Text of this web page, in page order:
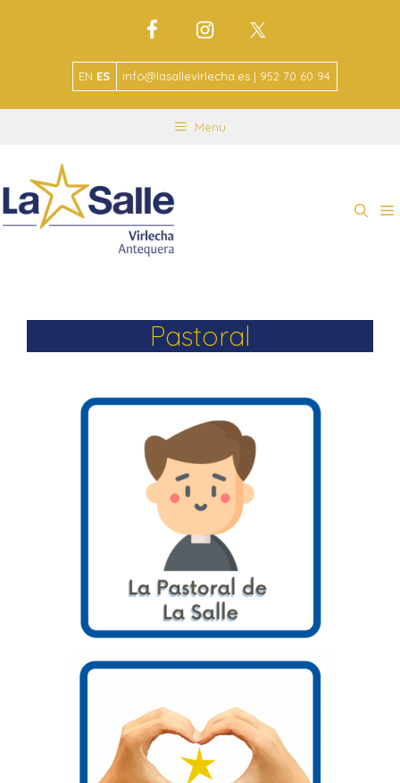
EN ES info@lasallevirlecha.es | 952 70 60 94
Menu
Pastoral